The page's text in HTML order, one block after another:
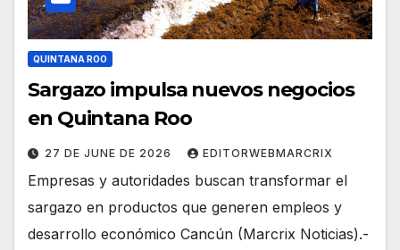
QUINTANA ROO
Sargazo impulsa nuevos negocios
en Quintana Roo
27 DE JUNE DE 2026 EDITORWEBMARCRIX
Empresas y autoridades buscan transformar el
sargazo en productos que generen empleos y
desarrollo económico Cancún (Marcrix Noticias).-